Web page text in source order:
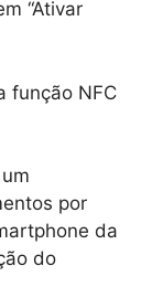
“Ativar
função NFC
por
da
do